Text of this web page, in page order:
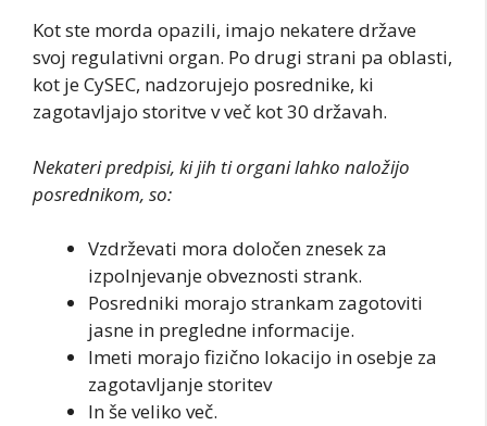
Kot ste morda opazili, imajo nekatere države
svoj regulativni organ. Po drugi strani pa oblasti,
kot je CySEC, nadzorujejo posrednike, ki
zagotavljajo storitve v več kot 30 državah.
Nekateri predpisi, ki jih ti organi lahko naložijo
posrednikom, so:
Vzdrževati mora določen znesek za
izpolnjevanje obveznosti strank.
Posredniki morajo strankam zagotoviti
jasne in pregledne informacije.
Imeti morajo fizično lokacijo in osebje za
zagotavljanje storitev
In še veliko več.